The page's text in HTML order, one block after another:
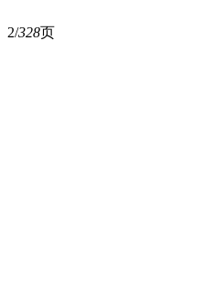
2/328页